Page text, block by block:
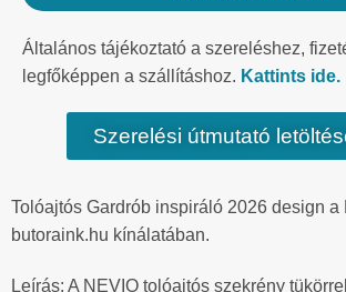
Általános tájékoztató a szereléshez,
legfőképpen a szállításhoz. Kattints ide.
Szerelési útmutató
Tolóajtós Gardrób inspiráló 2026 design a
butoraink.hu kínálatában.
Leírás: A NEVIO tolóajtós szekrény